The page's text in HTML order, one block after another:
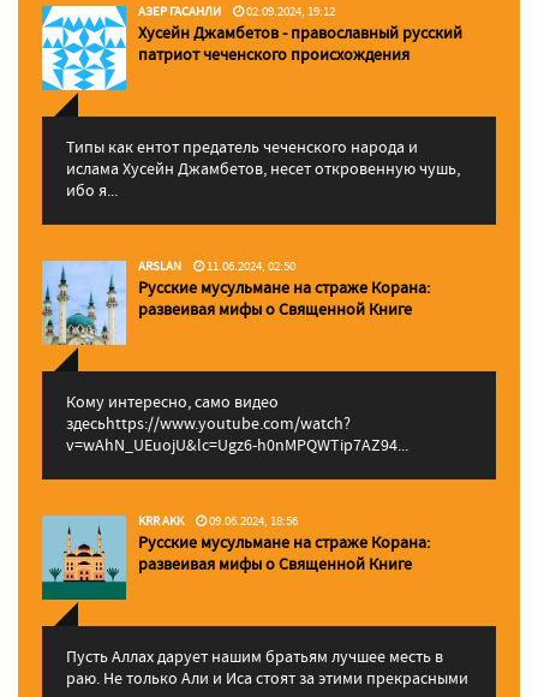
АЗЕР ГАСАНЛИ 02.09.2024, 19:12
Хусейн Джамбетов - православный русский
патриот чеченского происхождения
Типы как ентот предатель чеченского народа и
ислама Хусейн Джамбетов, несет откровенную чушь,
ибо я...
ARSLAN 11.06.2024, 02:50
Русские мусульмане на страже Корана:
pазвеивая мифы о Священной Книге
Кому интересно, само видео
здесьhttps://www.youtube.com/watch?
v=wAhN_UEuojU&lc=Ugz6-h0nMPQWTip7AZ94...
KRR AKK 09.06.2024, 18:56
Русские мусульмане на страже Корана:
pазвеивая мифы о Священной Книге
Пусть Аллах дарует нашим братьям лучшее месть в
раю. Не только Али и Иса стоят за этими прекрасными